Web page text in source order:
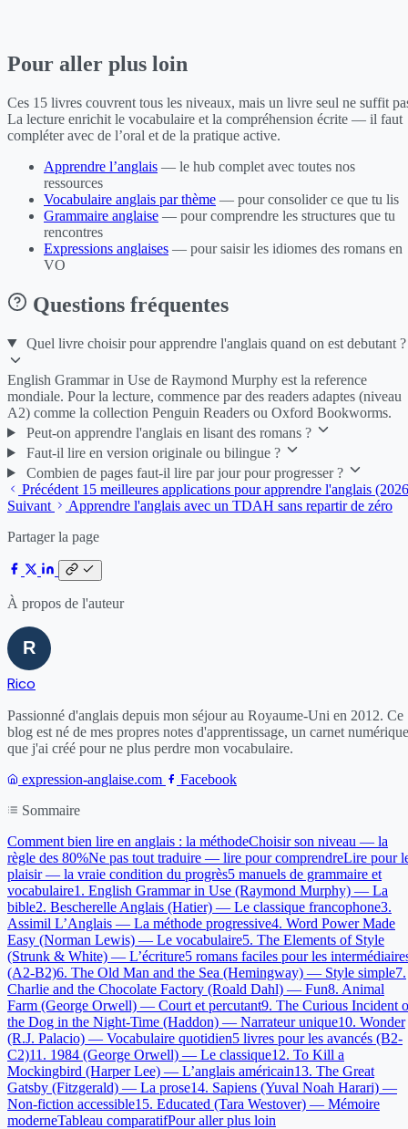
Pour aller plus loin
Ces 15 livres couvrent tous les niveaux, mais un livre seul ne suffit
La lecture enrichit le vocabulaire et la compréhension écrite — il faut
compléter avec de l’oral et de la pratique active.
Apprendre l’anglais — le hub complet avec toutes nos
ressources
Vocabulaire anglais par thème — pour consolider ce que tu lis
Grammaire anglaise — pour comprendre les structures que tu
rencontres
Expressions anglaises — pour saisir les idiomes des romans en
VO
Questions fréquentes
Quel livre choisir pour apprendre l'anglais quand on est debutant ?
English Grammar in Use de Raymond Murphy est la reference
mondiale. Pour la lecture, commence par des readers adaptes (niveau
A2) comme la collection Penguin Readers ou Oxford Bookworms.
Peut-on apprendre l'anglais en lisant des romans ?
Faut-il lire en version originale ou bilingue ?
Combien de pages faut-il lire par jour pour progresser ?
Précédent 15 meilleures applications pour apprendre l'anglais
Suivant
Apprendre l'anglais avec un TDAH sans repartir de zéro
Partager la page
À propos de l'auteur
Rico
Passionné d'anglais depuis mon séjour au Royaume-Uni en 2012. Ce
blog est né de mes propres notes d'apprentissage, un carnet numérique
que j'ai créé pour ne plus perdre mon vocabulaire.
expression-anglaise.com
Facebook
Sommaire
Comment bien lire en anglais : la méthodeChoisir son niveau — la
règle des 80%Ne pas tout traduire — lire pour comprendreLire pour
plaisir — la vraie condition du progrès5 manuels de grammaire et
vocabulaire1. English Grammar in Use (Raymond Murphy) — La
bible2. Bescherelle Anglais (Hatier) — Le classique francophone3.
Assimil L’Anglais — La méthode progressive4. Word Power Made
Easy (Norman Lewis) — Le vocabulaire5. The Elements of Style
(Strunk & White) — L’écriture5 romans faciles pour les
(A2-B2)6. The Old Man and the Sea (Hemingway) — Style simple7.
Charlie and the Chocolate Factory (Roald Dahl) — Fun8. Animal
Farm (George Orwell) — Court et percutant9. The Curious Incident
the Dog in the Night-Time (Haddon) — Narrateur unique10. Wonder
(R.J. Palacio) — Vocabulaire quotidien5 livres pour les avancés (B2-
C2)11. 1984 (George Orwell) — Le classique12. To Kill a
Mockingbird (Harper Lee) — L’anglais américain13. The Great
Gatsby (Fitzgerald) — La prose14. Sapiens (Yuval Noah Harari) —
Non-fiction accessible15. Educated (Tara Westover) — Mémoire
moderneTableau comparatifPour aller plus loin